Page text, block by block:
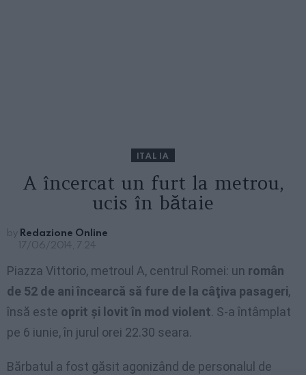
ITALIA
A încercat un furt la metrou,
ucis în bătaie
by Redazione Online
17/06/2014, 7:24
Piazza Vittorio, metroul A, centrul Romei: un român
de 52 de ani încearcă să fure de la câţiva pasageri,
însă este oprit şi lovit în mod violent. S-a întâmplat
pe 6 iunie, în jurul orei 22.30 seara.
Bărbatul a fost găsit agonizând de personalul de